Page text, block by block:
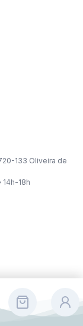
133 Oliveira de
14h-18h